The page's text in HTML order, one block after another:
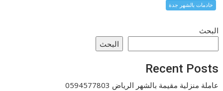
خادمات بالشهر جدة
البحث
البحث
Recent Posts
عاملة منزلية مقيمة بالشهر الرياض 0594577803